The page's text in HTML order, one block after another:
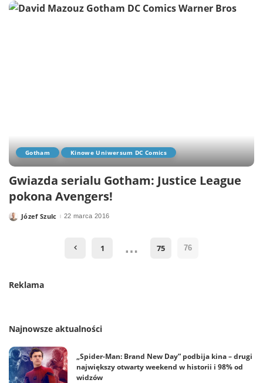
Gotham Kinowe Uniwersum DC Comics
Gwiazda serialu Gotham: Justice League
pokona Avengers!
PostedJózef Szulc 22 marca 2016
1 … 75 76
Reklama
Najnowsze aktualności
„Spider-Man: Brand New Day” podbija kina – drugi
największy otwarty weekend w historii i 98% od
widzów